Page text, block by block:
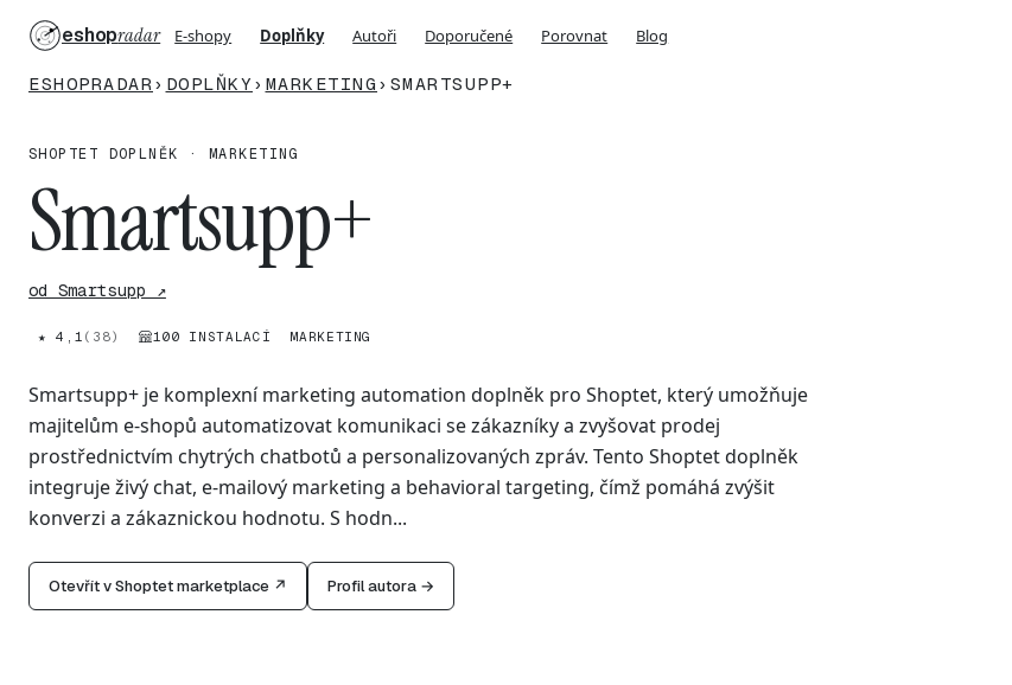
eshopradar E-shopy Doplňky Autoři Doporučené Porovnat Blog
ESHOPRADAR › DOPLŇKY › MARKETING › SMARTSUPP+
SHOPTET DOPLNĚK · MARKETING
Smartsupp+
od Smartsupp ↗
★ 4,1 (38) 100 INSTALACÍ MARKETING
Smartsupp+ je komplexní marketing automation doplněk pro Shoptet, který umožňuje
majitelům e-shopů automatizovat komunikaci se zákazníky a zvyšovat prodej
prostřednictvím chytrých chatbotů a personalizovaných zpráv. Tento Shoptet doplněk
integruje živý chat, e-mailový marketing a behavioral targeting, čímž pomáhá zvýšit
konverzi a zákaznickou hodnotu. S hodn...
Otevřít v Shoptet marketplace ↗ Profil autora →